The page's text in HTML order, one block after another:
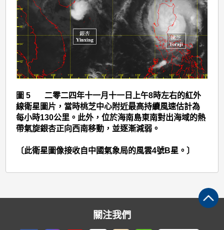
圖 5 二零二四年十一月十一日上午8時左右的紅外
線衛星圖片，當時桃芝中心附近最高持續風速估計為
每小時130公里。此外，位於海南島東南對出海域的熱
帶氣旋銀杏正向西南移動，並逐漸減弱。
〔此衛星圖像接收自中國氣象局的風雲4號B星。〕
關注我們